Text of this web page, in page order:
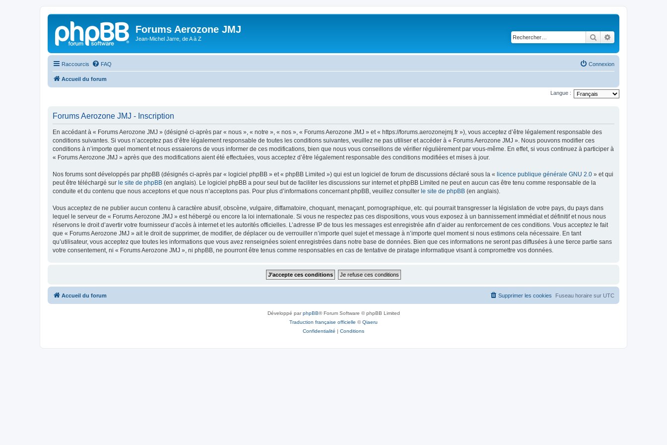
Forums Aerozone JMJ
Jean-Michel Jarre, de A à Z Rechercher
Raccourcis FAQ Connexion
Accueil du forum
Langue :
Forums Aerozone JMJ - Inscription
En accédant à « Forums Aerozone JMJ » (désigné ci-après par « nous », « notre », « nos », « Forums Aerozone JMJ » et « https://forums.aerozonejmj.fr »), vous acceptez d’être légalement responsable des
conditions suivantes. Si vous n’acceptez pas d’être légalement responsable de toutes les conditions suivantes, veuillez ne pas utiliser et accéder à « Forums Aerozone JMJ ». Nous pouvons modifier ces
conditions à n’importe quel moment et nous essaierons de vous informer de ces modifications, bien que nous vous conseillons de vérifier régulièrement par vous-même. En effet, si vous continuez à participer à
« Forums Aerozone JMJ » après que des modifications aient été effectuées, vous acceptez d’être légalement responsable des conditions modifiées et mises à jour.
Nos forums sont développés par phpBB (désignés ci-après par « logiciel phpBB » et « phpBB Limited ») qui est un logiciel de forum de discussions déclaré sous la « licence publique générale GNU 2.0 » et qui
peut être téléchargé sur le site de phpBB (en anglais). Le logiciel phpBB a pour seul but de faciliter les discussions sur internet et phpBB Limited ne peut en aucun cas être tenu comme responsable de la
conduite et du contenu que nous acceptons et que nous n’acceptons pas. Pour plus d’informations concernant phpBB, veuillez consulter le site de phpBB (en anglais).
Vous acceptez de ne publier aucun contenu à caractère abusif, obscène, vulgaire, diffamatoire, choquant, menaçant, pornographique, etc. qui pourrait transgresser la législation de votre pays, du pays dans
lequel le serveur de « Forums Aerozone JMJ » est hébergé ou encore la loi internationale. Si vous ne respectez pas ces dispositions, vous vous exposez à un bannissement immédiat et définitif et nous nous
réservons le droit d’avertir votre fournisseur d’accès à internet et les autorités officielles. L’adresse IP de tous les messages est enregistrée afin d’aider au renforcement de ces conditions. Vous acceptez le fait
que « Forums Aerozone JMJ » ait le droit de supprimer, de modifier, de déplacer ou de verrouiller n’importe quel sujet et message à n’importe quel moment si nous estimons cela nécessaire. En tant
qu’utilisateur, vous acceptez que toutes les informations que vous avez renseignées soient enregistrées dans notre base de données. Bien que ces informations ne seront pas diffusées à une tierce partie sans
votre consentement, ni « Forums Aerozone JMJ », ni phpBB, ne pourront être tenus comme responsables en cas de tentative de piratage informatique visant à compromettre vos données.
Accueil du forum Fuseau horaire sur UTC
Supprimer les cookies
Développé parphpBB® Forum Software © phpBB Limited
Traduction française officielle ©Qiaeru
Confidentialité | Conditions